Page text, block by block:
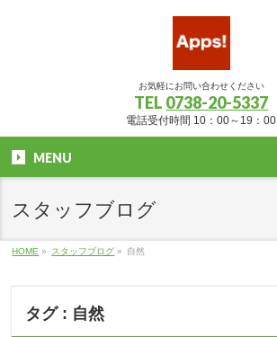
お気軽にお問い合わせください
TEL 0738-20-5337
電話受付時間 10：00～19：00
MENU
スタッフブログ
HOME » スタッフブログ » 自然
タグ : 自然